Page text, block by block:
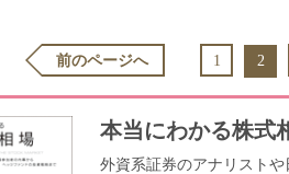
前のページへ 1 2
本当にわかる株式
外資系証券のアナリスト